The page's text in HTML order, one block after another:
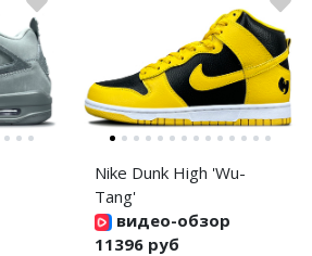
Nike Dunk High 'Wu-
Tang'
видео-обзор
11396 руб